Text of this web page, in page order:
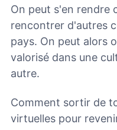
On peut s'en rendre
rencontrer d'autres
pays. On peut alors
valorisé dans une
autre.
Comment sortir de
virtuelles pour